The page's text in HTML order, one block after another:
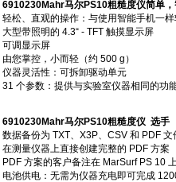
6910230Mahr马尔PS10粗糙度仪简单
轻松、直观的操作：与使用智能手机一
大型带照明的 4.3“ - TFT 触摸显示屏
可调显示屏
由您掌控，小而轻（约 500 g）
仪器灵活性：可拆卸驱动单元
31 个参数：提供与实验室仪器相同的功
6910230Mahr马尔PS10粗糙度仪 选手
数据备份为 TXT、X3P、CSV 和 PDF 文
在测量仪器上直接创建完整的 PDF 方案
PDF 方案的客户备注在 MarSurf PS 10
电池供电：无需为仪器充电即可完成